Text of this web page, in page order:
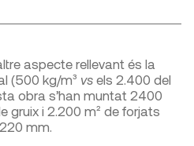
aspecte rellevant és la
(500 kg/m³ vs els 2.400 del
obra s’han muntat 2400
gruix i 2.200 m² de forjats
mm.